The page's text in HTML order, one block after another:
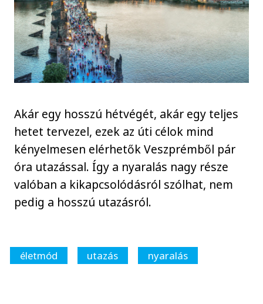
Akár egy hosszú hétvégét, akár egy teljes
hetet tervezel, ezek az úti célok mind
kényelmesen elérhetők Veszprémből pár
óra utazással. Így a nyaralás nagy része
valóban a kikapcsolódásról szólhat, nem
pedig a hosszú utazásról.
életmód utazás nyaralás